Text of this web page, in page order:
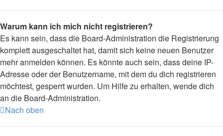
Warum kann ich mich nicht registrieren?
Es kann sein, dass die Board-Administration die Registrierung
komplett ausgeschaltet hat, damit sich keine neuen Benutzer
mehr anmelden können. Es könnte auch sein, dass deine IP-
Adresse oder der Benutzername, mit dem du dich registrieren
möchtest, gesperrt wurden. Um Hilfe zu erhalten, wende dich
an die Board-Administration.
Nach oben